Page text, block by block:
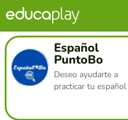
Español
PuntoBo
Deseo ayudarte a
practicar tu español